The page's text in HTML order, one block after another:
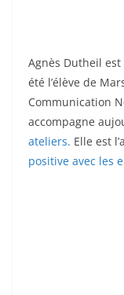
Agnès Dutheil est
été l’élève de
Communication
accompagne
ateliers. Elle est
positive avec les